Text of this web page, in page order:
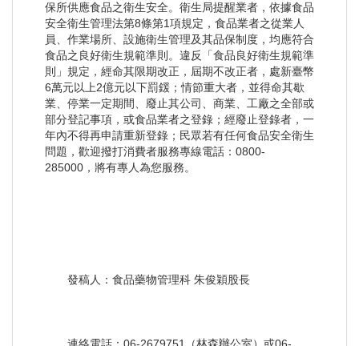
保所供應食品之衛生安全。衛生局提醒業者，依據食品
安全衛生管理法第8條第1項規定，食品業者之從業人
員、作業場所、設施衛生管理及其品保制度，均應符合
食品之良好衛生規範準則。違反「食品良好衛生規範準
則」規定，經命其限期改正，屆期不改正者，處新臺幣
6萬元以上2億元以下罰鍰；情節重大者，並得命其歇
業、停業一定期間、廢止其公司、商業、工廠之全部或
部分登記事項，或食品業者之登錄；經廢止登錄者，一
年內不得再申請重新登錄；民眾若有任何食品安全衛生
問題，歡迎撥打消費者服務專線電話：0800-
285000，將有專人為您服務。
發稿人：食品藥物管理科 朱俊穎股長